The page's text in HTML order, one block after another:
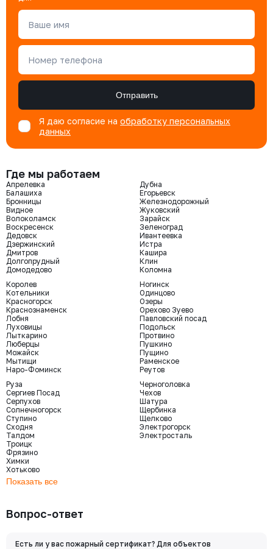
Ваше имя
Номер телефона
Отправить
Я даю согласие на обработку персональных
данных
Где мы работаем
Апрелевка
Балашиха
Бронницы
Видное
Волоколамск
Воскресенск
Дедовск
Дзержинский
Дмитров
Долгопрудный
Домодедово
Дубна
Егорьевск
Железнодорожный
Жуковский
Зарайск
Зеленоград
Ивантеевка
Истра
Кашира
Клин
Коломна
Королев
Котельники
Красногорск
Краснознаменск
Лобня
Луховицы
Лыткарино
Люберцы
Можайск
Мытищи
Наро-Фоминск
Ногинск
Одинцово
Озеры
Орехово Зуево
Павловский посад
Подольск
Протвино
Пушкино
Пущино
Раменское
Реутов
Руза
Сергиев Посад
Серпухов
Солнечногорск
Ступино
Сходня
Талдом
Троицк
Фрязино
Химки
Хотьково
Черноголовка
Чехов
Шатура
Щербинка
Щелково
Электрогорск
Электросталь
Показать все
Вопрос-ответ
Есть ли у вас пожарный сертификат? Для объектов